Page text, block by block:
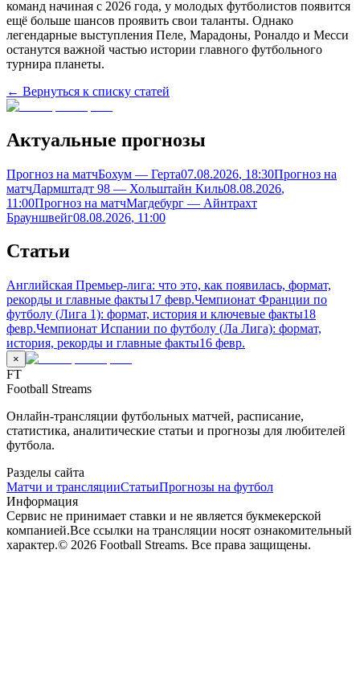
команд начиная с 2026 года, у молодых футболистов появится
ещё больше шансов проявить свои таланты. Однако
легендарные выступления Пеле, Марадоны, Роналдо и Месси
останутся важной частью истории главного футбольного
турнира планеты.
← Вернуться к списку статей
Актуальные прогнозы
Прогноз на матчБохум — Герта07.08.2026, 18:30Прогноз на
матчДармштадт 98 — Хольштайн Киль08.08.2026,
11:00Прогноз на матчМагдебург — Айнтрахт
Брауншвейг08.08.2026, 11:00
Статьи
Английская Премьер-лига: что это, как появилась, формат,
рекорды и главные факты17 февр.Чемпионат Франции по
футболу (Лига 1): формат, история и ключевые факты18
февр.Чемпионат Испании по футболу (Ла Лига): формат,
история, рекорды и главные факты16 февр.
×
FT
Football Streams
Онлайн-трансляции футбольных матчей, расписание,
статистика, аналитические статьи и прогнозы для любителей
футбола.
Разделы сайта
Матчи и трансляцииСтатьиПрогнозы на футбол
Информация
Сервис не принимает ставки и не является букмекерской
компанией.Все ссылки на трансляции носят ознакомительный
характер.© 2026 Football Streams. Все права защищены.